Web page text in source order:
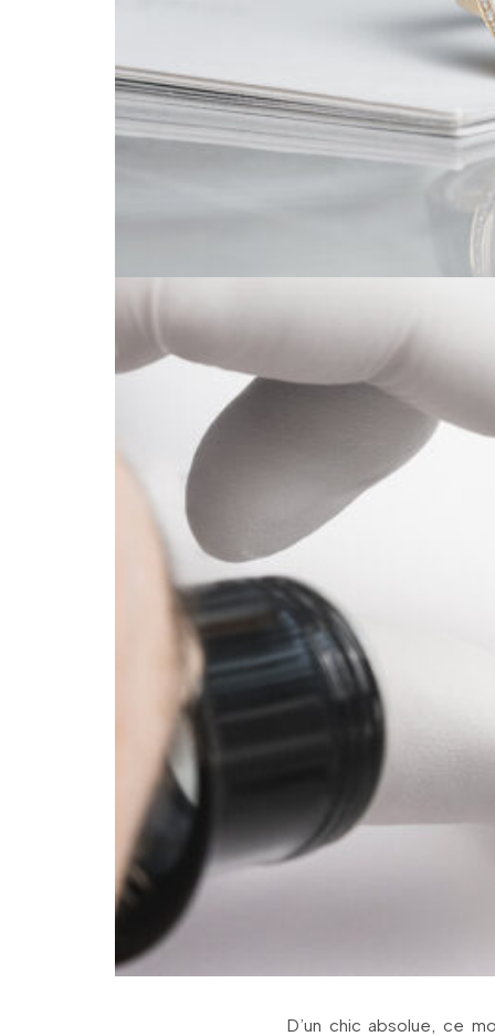
D’un chic absolue, ce